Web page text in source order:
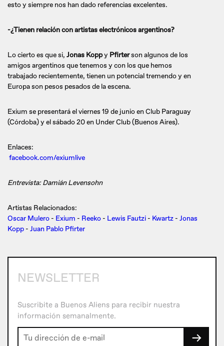
esto y siempre nos han dado referencias excelentes.
-¿Tienen relación con artistas electrónicos argentinos?
Lo cierto es que si, Jonas Koppy Pfirterson algunos de los
amigos argentinos que tenemos y con los que hemos
trabajado recientemente, tienen un potencial tremendo y en
Europa son pesos pesados de la escena.
Exium se presentará el viernes 19 de junio en Club Paraguay
(Córdoba) y el sábado 20 en Under Club (Buenos Aires).
Enlaces:
facebook.com/exiumlive
Entrevista: Damián Levensohn
Artistas Relacionados:
Oscar Mulero - Exium - Reeko - Lewis Fautzi - Kwartz - Jonas
Kopp - Juan Pablo Pfirter
NEWSLETTER
Suscribite a Buenos Aliens para recibir nuestra
información semanalmente.
→